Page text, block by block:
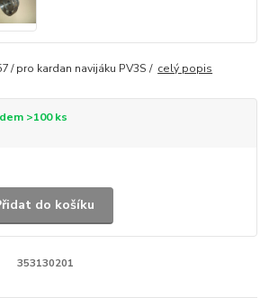
/ pro kardan navijáku PV3S / celý popis
>100 ks
do košíku
353130201